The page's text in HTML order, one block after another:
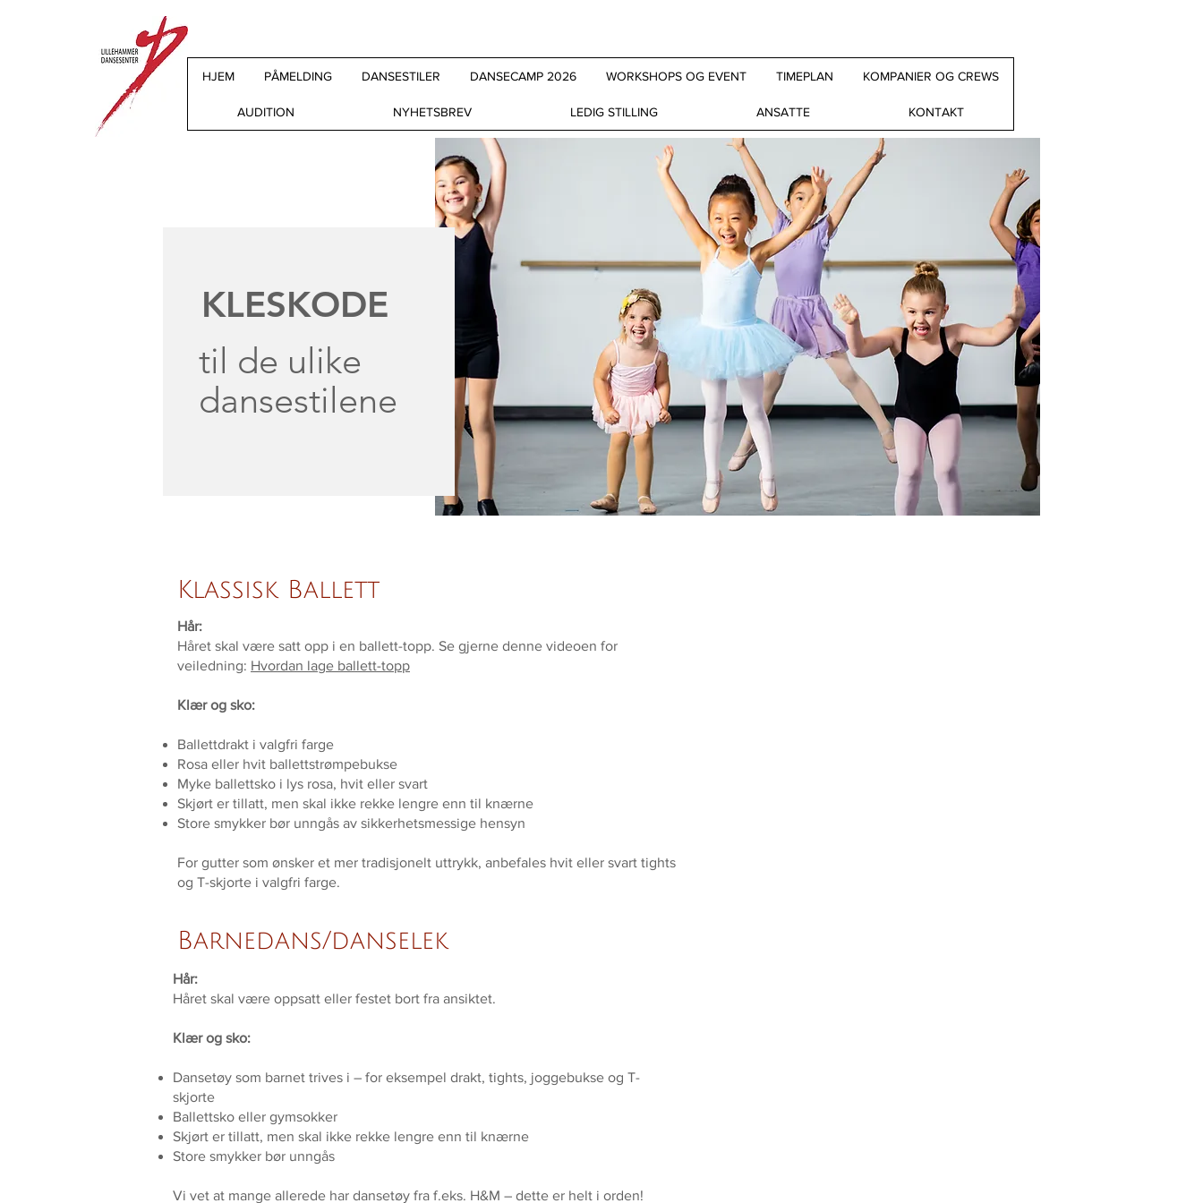
HJEM PÅMELDING DANSESTILER DANSECAMP 2026 WORKSHOPS OG EVENT TIMEPLAN KOMPANIER OG CREWS
AUDITION NYHETSBREV LEDIG STILLING ANSATTE KONTAKT
KLESKODE
til de ulike
dansestilene
Klassisk Ballett
Hår:
Håret skal være satt opp i en ballett-topp. Se gjerne denne videoen for
veiledning: Hvordan lage ballett-topp
Klær og sko:
Ballettdrakt i valgfri farge
Rosa eller hvit ballettstrømpebukse
Myke ballettsko i lys rosa, hvit eller svart
Skjørt er tillatt, men skal ikke rekke lengre enn til knærne
Store smykker bør unngås av sikkerhetsmessige hensyn
For gutter som ønsker et mer tradisjonelt uttrykk, anbefales hvit eller svart tights
og T-skjorte i valgfri farge.
Barnedans/danselek
Hår:
Håret skal være oppsatt eller festet bort fra ansiktet.
Klær og sko:
Dansetøy som barnet trives i – for eksempel drakt, tights, joggebukse og T-
skjorte
Ballettsko eller gymsokker
Skjørt er tillatt, men skal ikke rekke lengre enn til knærne
Store smykker bør unngås
Vi vet at mange allerede har dansetøy fra f.eks. H&M – dette er helt i orden!